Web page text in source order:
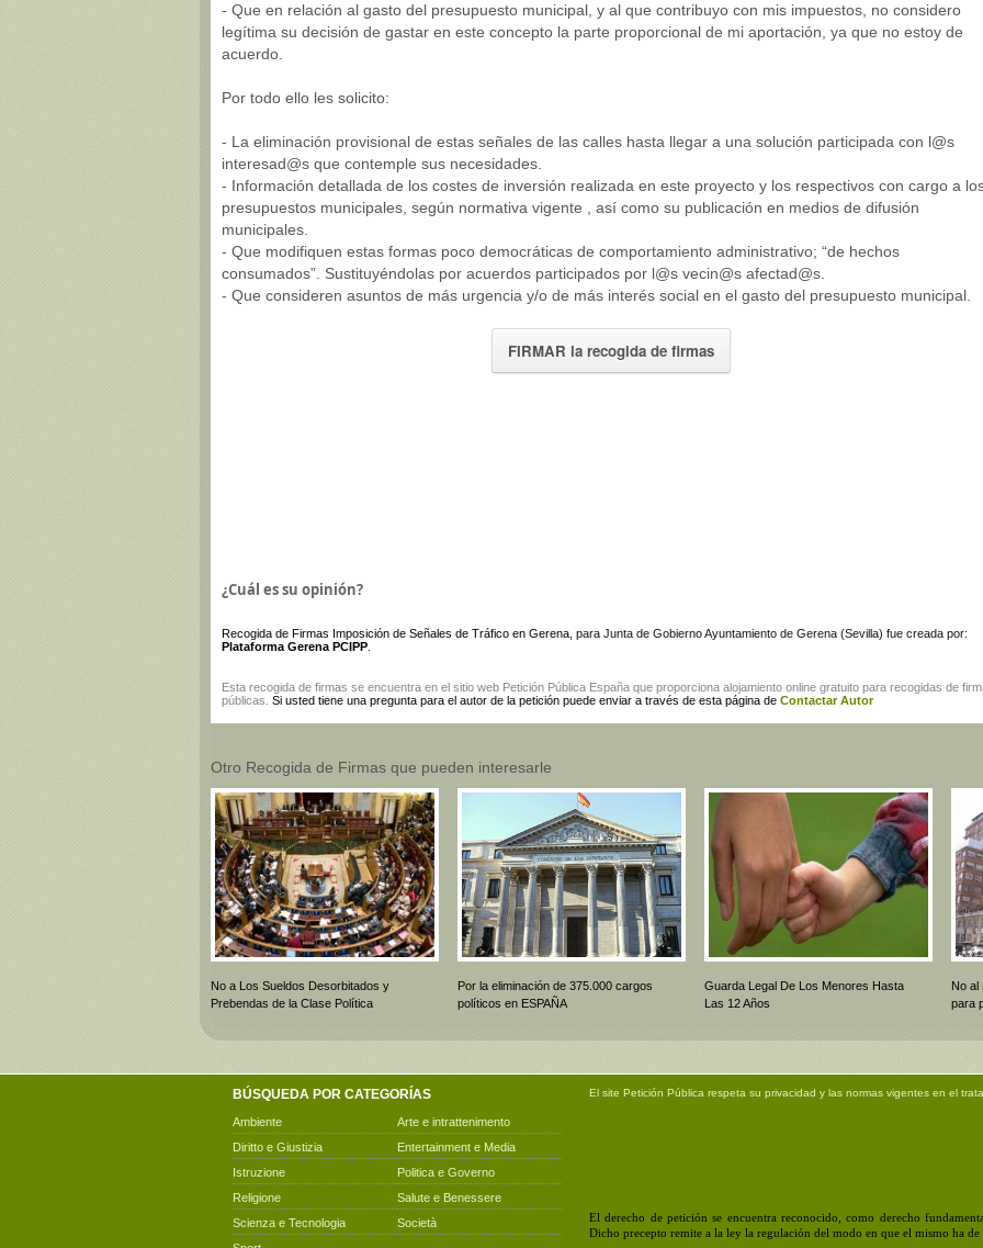
- Que en relación al gasto del presupuesto municipal, y al que contribuyo con mis impuestos, no considero
legítima su decisión de gastar en este concepto la parte proporcional de mi aportación, ya que no estoy de
acuerdo.
Por todo ello les solicito:
- La eliminación provisional de estas señales de las calles hasta llegar a una solución participada con l@s
interesad@s que contemple sus necesidades.
- Información detallada de los costes de inversión realizada en este proyecto y los respectivos con cargo a
presupuestos municipales, según normativa vigente , así como su publicación en medios de difusión
municipales.
- Que modifiquen estas formas poco democráticas de comportamiento administrativo; “de hechos
consumados”. Sustituyéndolas por acuerdos participados por l@s vecin@s afectad@s.
- Que consideren asuntos de más urgencia y/o de más interés social en el gasto del presupuesto municipal.
FIRMAR la recogida de firmas
¿Cuál es su opinión?
Recogida de Firmas Imposición de Señales de Tráfico en Gerena , para Junta de Gobierno Ayuntamiento de Gerena (Sevilla) fue creada por:
Plataforma Gerena PCIPP
Esta recogida de firmas se encuentra en el sitio web Petición Pública España que proporciona alojamiento online gratuito para recogidas de
públicas. Si usted tiene una pregunta para el autor de la petición puede enviar a través de esta página de Contactar Autor
Otro Recogida de Firmas que pueden interesarle
No a Los Sueldos Desorbitados y
Prebendas de la Clase Política
Por la eliminación de 375.000 cargos
políticos en ESPAÑA
Guarda Legal De Los Menores Hasta
Las 12 Años
No al
para
BÚSQUEDA POR CATEGORÍAS
Ambiente
Arte e intrattenimento
Diritto e Giustizia
Entertainment e Media
Istruzione
Politica e Governo
Religione
Salute e Benessere
Scienza e Tecnologia
Società
El site Petición Pública respeta su privacidad y las normas vigentes en el
El derecho de petición se encuentra reconocido, como derecho
Dicho precepto remite a la ley la regulación del modo en que el mismo ha